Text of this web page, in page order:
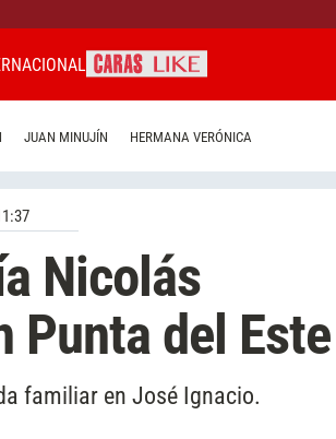
JUAN MINUJÍN HERMANA VERÓNICA
Nicolás
Punta del Este
familiar en José Ignacio.